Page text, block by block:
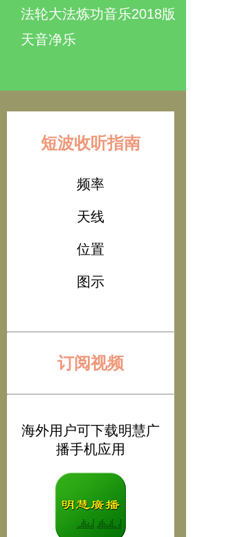
法轮大法炼功音乐2018版
天音净乐
短波收听指南
频率
天线
位置
图示
订阅视频
海外用户可下载明慧广
播手机应用